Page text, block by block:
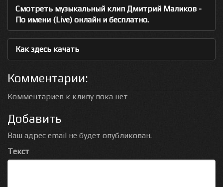
Смотреть музыкальный клип Дмитрий Маликов -
По имени (Live) онлайн и бесплатно.
Как здесь качать
Комментарии:
Комментариев к клипу пока нет
Добавить
Ваш адрес email не будет опубликован.
Текст